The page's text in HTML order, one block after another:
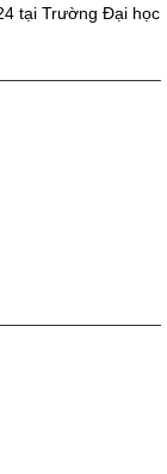
tại Trường Đại học